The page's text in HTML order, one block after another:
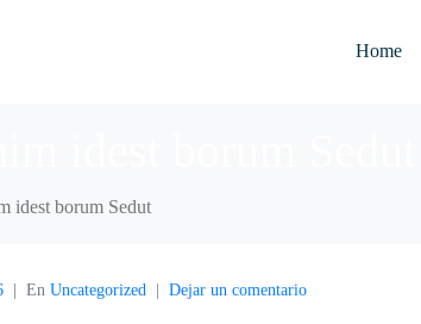
Home
idest borum Sedut
En Uncategorized Dejar un comentario